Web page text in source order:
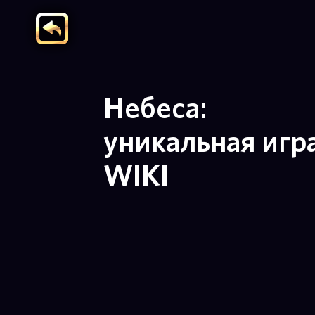
Небеса:
уникальная
WIKI